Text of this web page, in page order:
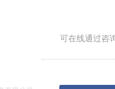
可在线通过咨